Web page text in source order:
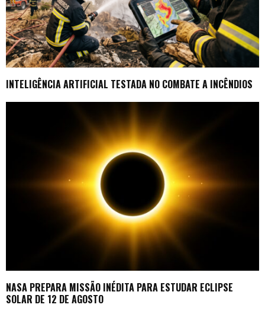
INTELIGÊNCIA ARTIFICIAL TESTADA NO COMBATE A INCÊNDIOS
NASA PREPARA MISSÃO INÉDITA PARA ESTUDAR ECLIPSE
SOLAR DE 12 DE AGOSTO